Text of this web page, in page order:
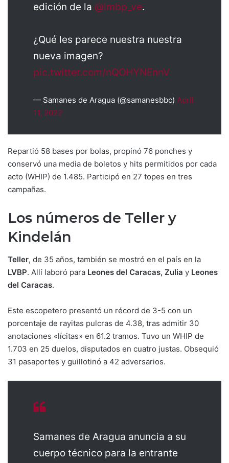
edición de la @lmbp_ve.
¿Qué les parece nuestra nuestra
nueva imagen?
pic.twitter.com/nQOHYNEnnV
— Samanes de Aragua (@samanesbbc) April
11, 2022
Repartió 58 bases por bolas, propinó 76 ponches y
conservó una media de boletos y hits permitidos por cada
acto (WHIP) de 1.485. Participó en 27 topes en tres
campañas.
Los números de Teller y
Kindelán
Teller, de 35 años, también se mostró en el país en la
LVBP. Allí laboró para Leones del Caracas, Zulia y Leones
del Caracas.
Este escopetero presentó un récord de 3-5 con un
porcentaje de rayitas pulcras de 4.38, tras admitir 30
anotaciones «lícitas» en 61.2 tramos. Tuvo un WHIP de
1.703 en 25 duelos, disputados en cuatro justas. Obsequió
31 pasaportes y guillotinó a 42 adversarios.
Samanes de Aragua anuncia a su
cuerpo técnico para la entrante